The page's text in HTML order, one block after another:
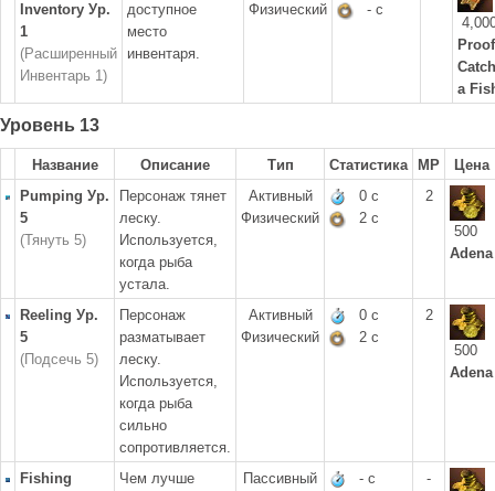
Inventory Ур.
1
(Расширенный
Инвентарь 1)
доступное
место
инвентаря.
Физический
- с
a
Уровень 13
Название Описание Тип Статистика MP
Цена
Pumping Ур.
5
(Тянуть 5)
Персонаж тянет
леску.
Используется,
когда рыба
устала.
Активный
Физический
0 с
2 с
2
500
Adena
Reeling Ур.
5
(Подсечь 5)
Персонаж
разматывает
леску.
Используется,
когда рыба
сильно
сопротивляется.
Активный
Физический
0 с
2 с
2
500
Adena
Fishing
Чем лучше
Пассивный
- с
-